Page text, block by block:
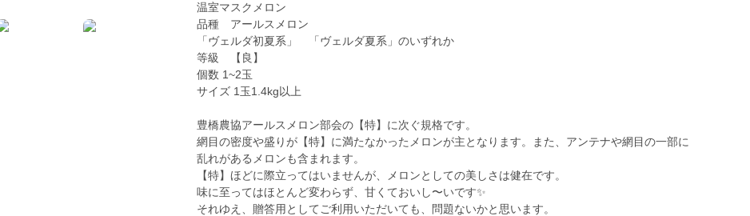
温室マスクメロン
品種 アールスメロン
「ヴェルダ初夏系」 「ヴェルダ夏系」のいずれか
等級 【良】
個数 1~2玉
サイズ 1玉1.4kg以上
豊橋農協アールスメロン部会の【特】に次ぐ規格です。
網目の密度や盛りが【特】に満たなかったメロンが主となります。また、アンテナや網目の一部に
乱れがあるメロンも含まれます。
【特】ほどに際立ってはいませんが、メロンとしての美しさは健在です。
味に至ってはほとんど変わらず、甘くておいし〜いです✨
それゆえ、贈答用としてご利用いただいても、問題ないかと思います。